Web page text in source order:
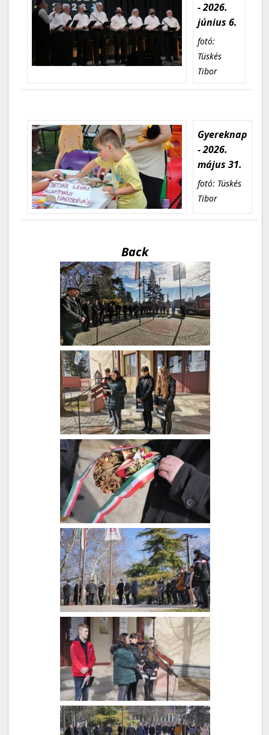
- 2026.
június 6.
fotó:
Tüskés
Tibor
Gyereknap
- 2026.
május 31.
fotó: Tüskés
Tibor
Back